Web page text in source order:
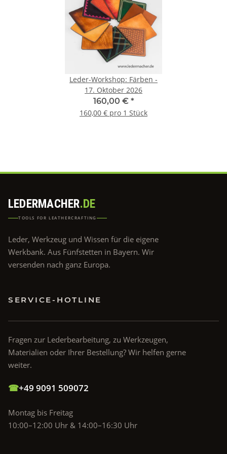
Leder-Workshop: Färben -
17. Oktober 2026
160,00 € *
160,00 € pro 1 Stück
LEDERMACHER.DE
TOOLS FOR LEATHERCRAFTING
Leder, Werkzeug und Wissen für die eigene
Werkbank. Aus Fünfstetten in Bayern. Wir
versenden nach ganz Europa.
SERVICE-HOTLINE
Fragen zur Lederbearbeitung, zu Werkzeugen,
Materialien oder Ihrer Bestellung? Wir helfen gerne
weiter.
☎+49 9091 509072
Montag bis Freitag
10:00–12:00 Uhr & 14:00–16:30 Uhr